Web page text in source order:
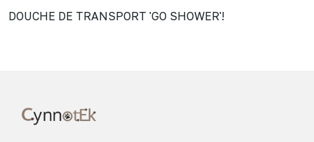
DOUCHE DE TRANSPORT 'GO SHOWER'!